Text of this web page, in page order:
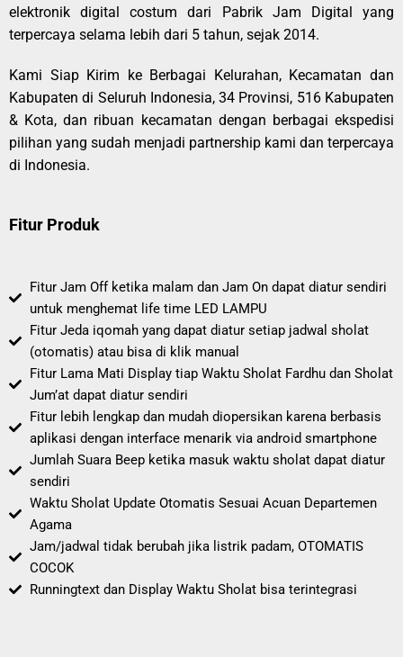
elektronik digital costum dari Pabrik Jam Digital yang
terpercaya selama lebih dari 5 tahun, sejak 2014.
Kami Siap Kirim ke Berbagai Kelurahan, Kecamatan dan
Kabupaten di Seluruh Indonesia, 34 Provinsi, 516 Kabupaten
& Kota, dan ribuan kecamatan dengan berbagai ekspedisi
pilihan yang sudah menjadi partnership kami dan terpercaya
di Indonesia.
Fitur Produk
Fitur Jam Off ketika malam dan Jam On dapat diatur sendiri
untuk menghemat life time LED LAMPU
Fitur Jeda iqomah yang dapat diatur setiap jadwal sholat
(otomatis) atau bisa di klik manual
Fitur Lama Mati Display tiap Waktu Sholat Fardhu dan Sholat
Jum’at dapat diatur sendiri
Fitur lebih lengkap dan mudah diopersikan karena berbasis
aplikasi dengan interface menarik via android smartphone
Jumlah Suara Beep ketika masuk waktu sholat dapat diatur
sendiri
Waktu Sholat Update Otomatis Sesuai Acuan Departemen
Agama
Jam/jadwal tidak berubah jika listrik padam, OTOMATIS
COCOK
Runningtext dan Display Waktu Sholat bisa terintegrasi